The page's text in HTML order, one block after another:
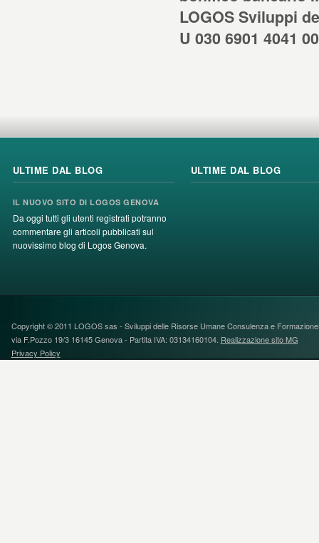
LOGOS Sviluppi
U 030 6901 4041
ULTIME DAL BLOG
IL NUOVO SITO DI LOGOS GENOVA
Da oggi tutti gli utenti registrati potranno
commentare gli articoli pubblicati sul
nuovissimo blog di Logos Genova.
ULTIME DAL BLOG
Copyright © 2011 LOGOS sas - Sviluppi delle Risorse Umane Consulenza e
via F.Pozzo 19/3 16145 Genova - Partita IVA: 03134160104. Realizzazione sito MG
Privacy Policy